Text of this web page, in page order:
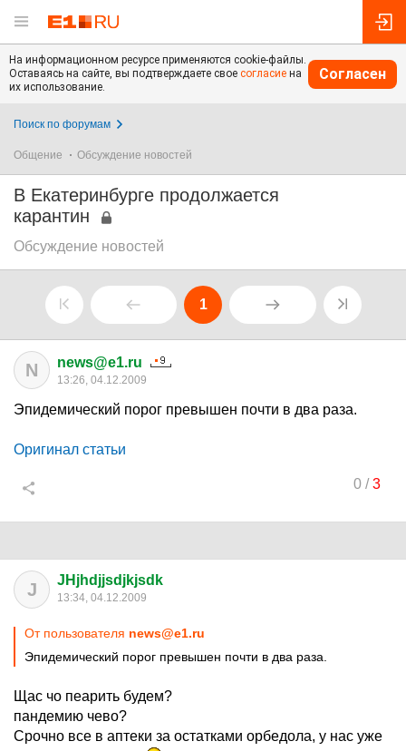
На информационном ресурсе применяются cookie-файлы.
Оставаясь на сайте, вы подтверждаете свое согласие на
их использование.
Согласен
Поиск по форумам
Общение Обсуждение новостей
В Екатеринбурге продолжается
карантин
Обсуждение новостей
1
N news@e1.ru
13:26, 04.12.2009
Эпидемический порог превышен почти в два раза.
Оригинал статьи
0/3
J JHjhdjjsdjkjsdk
13:34, 04.12.2009
От пользователя news@e1.ru
Эпидемический порог превышен почти в два раза.
Щас чо пеарить будем?
пандемию чево?
Срочно все в аптеки за остатками орбедола, у нас уже